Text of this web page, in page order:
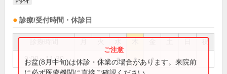
診療/受付時間・休診日
祝
9:00～11:30 ● ● ● ●
お盆(8月中旬)は休診・休業の場合があります。来院前
に必ず医療機関に直接ご確認ください。